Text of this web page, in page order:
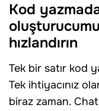
Kod
hızlandırın
Tek bir satır kod
Tek ihtiyacınız
biraz zaman.